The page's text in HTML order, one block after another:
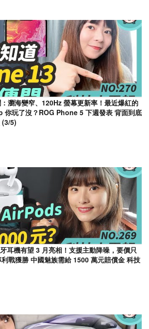
瀏海變窄、120Hz 螢幕更新率！最近爆紅的
你玩了沒？ROG Phone 5 下週發表 背面到底
(3/5)
耳機有望 3 月亮相！支援主動降噪，要價只
戰獲勝 中國魅族需給 1500 萬元賠償金 科技